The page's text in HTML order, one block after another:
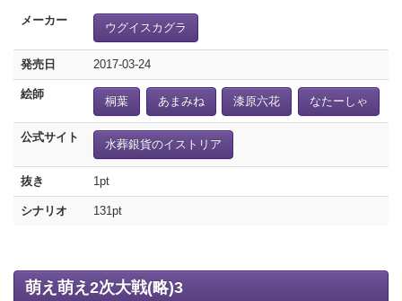
メーカー
ウグイスカグラ
発売日 2017-03-24
絵師
桐葉 あまみね 漆原六花 なたーしゃ
公式サイト
水葬銀貨のイストリア
抜き 1pt
シナリオ 131pt
萌え萌え2次大戦(略)3